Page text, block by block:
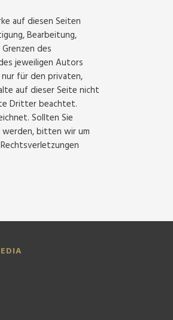
auf diesen Seiten
Bearbeitung,
des
jeweiligen Autors
für den privaten,
auf dieser Seite nicht
Dritter beachtet.
Sollten Sie
bitten wir um